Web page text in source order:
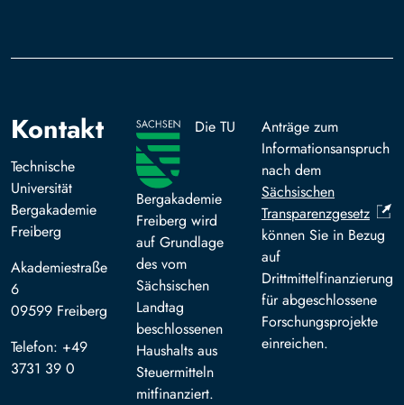
Kontakt
Technische
Universität
Bergakademie
Freiberg
Akademiestraße
6
09599 Freiberg
Telefon: +49
3731 39 0
Die TU
Bergakademie
Freiberg wird
auf Grundlage
des vom
Sächsischen
Landtag
beschlossenen
Haushalts aus
Steuermitteln
mitfinanziert.
Anträge zum
Informationsanspruch
nach dem
Sächsischen
Transparenzgesetz
können Sie in Bezug
auf
Drittmittelfinanzierung
für abgeschlossene
Forschungsprojekte
einreichen.